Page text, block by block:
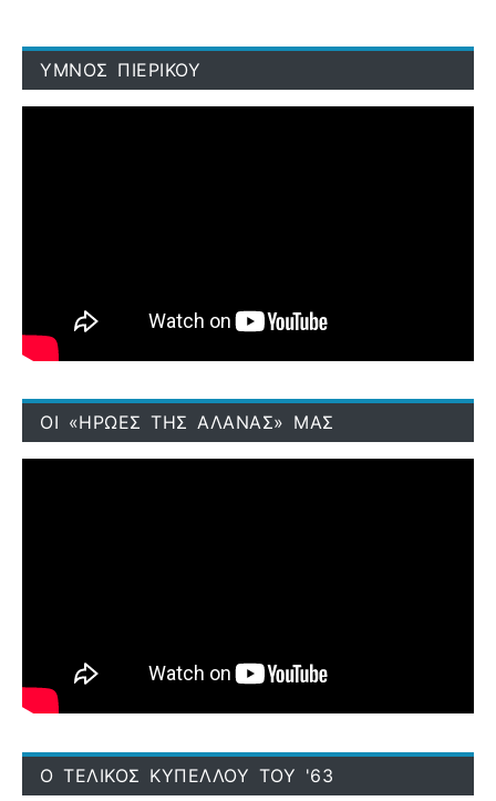
ΥΜΝΟΣ ΠΙΕΡΙΚΟΥ
ΟΙ «ΗΡΩΕΣ ΤΗΣ ΑΛΑΝΑΣ» ΜΑΣ
Ο ΤΕΛΙΚΟΣ ΚΥΠΕΛΛΟΥ ΤΟΥ '63